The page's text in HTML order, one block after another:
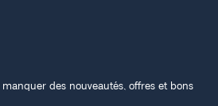
des nouveautés, offres et bons